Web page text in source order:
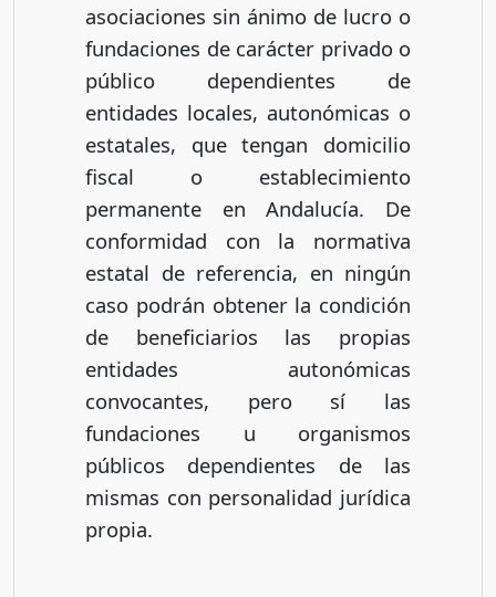
asociaciones sin ánimo de lucro o
fundaciones de carácter privado o
público dependientes de
entidades locales, autonómicas o
estatales, que tengan domicilio
fiscal o establecimiento
permanente en Andalucía. De
conformidad con la normativa
estatal de referencia, en ningún
caso podrán obtener la condición
de beneficiarios las propias
entidades autonómicas
convocantes, pero sí las
fundaciones u organismos
públicos dependientes de las
mismas con personalidad jurídica
propia.